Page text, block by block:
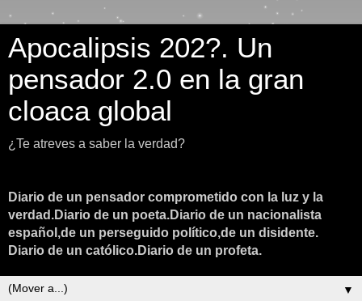
Apocalipsis 202?. Un
pensador 2.0 en la gran
cloaca global
¿Te atreves a saber la verdad?
Diario de un pensador comprometido con la luz y la
verdad.Diario de un poeta.Diario de un nacionalista
español,de un perseguido político,de un disidente.
Diario de un católico.Diario de un profeta.
▼